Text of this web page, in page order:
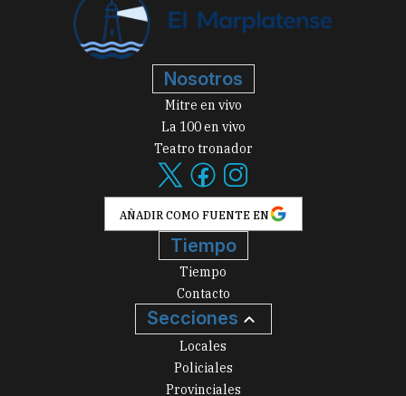
Nosotros
Mitre en vivo
La 100 en vivo
Teatro tronador
AÑADIR COMO FUENTE EN
Tiempo
Tiempo
Contacto
Secciones
Locales
Policiales
Provinciales